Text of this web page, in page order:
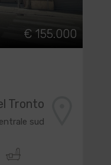
€ 155.000
Tronto
sud